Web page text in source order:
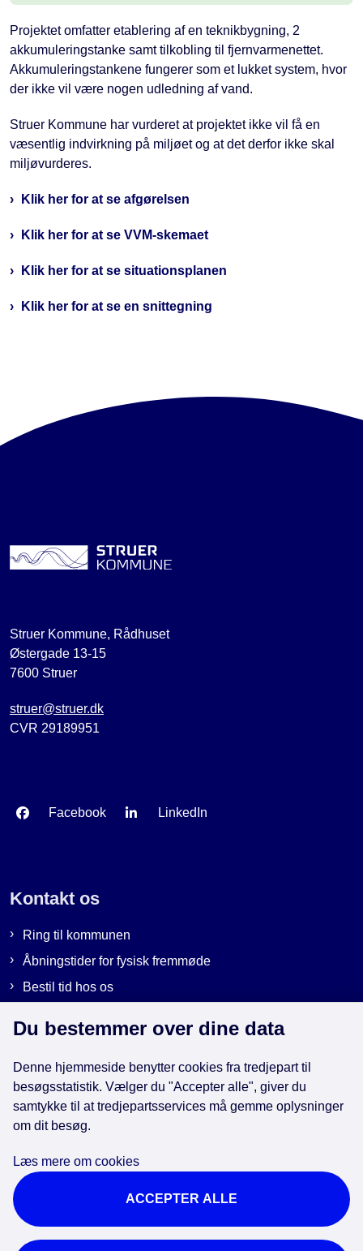
Projektet omfatter etablering af en teknikbygning, 2
akkumuleringstanke samt tilkobling til fjernvarmenettet.
Akkumuleringstankene fungerer som et lukket system, hvor
der ikke vil være nogen udledning af vand.
Struer Kommune har vurderet at projektet ikke vil få en
væsentlig indvirkning på miljøet og at det derfor ikke skal
miljøvurderes.
Klik her for at se afgørelsen
Klik her for at se VVM-skemaet
Klik her for at se situationsplanen
Klik her for at se en snittegning
Struer Kommune, Rådhuset
Østergade 13-15
7600 Struer
struer@struer.dk
CVR 29189951
Facebook LinkedIn
Kontakt os
Ring til kommunen
Åbningstider for fysisk fremmøde
Bestil tid hos os
Genveje
EAN-numre i kommunen
Cookies
Tilgængelighedserklæring
Brug af kunstig intelligens
Du bestemmer over dine data
Denne hjemmeside benytter cookies fra tredjepart til
besøgsstatistik. Vælger du "Accepter alle", giver du
samtykke til at tredjepartsservices må gemme oplysninger
om dit besøg.
Læs mere om cookies
ACCEPTER ALLE